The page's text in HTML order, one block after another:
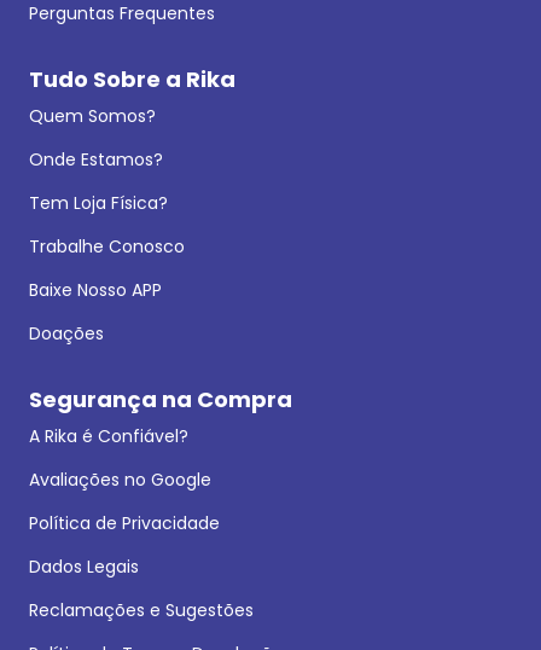
Perguntas Frequentes
Tudo Sobre a Rika
Quem Somos?
Onde Estamos?
Tem Loja Física?
Trabalhe Conosco
Baixe Nosso APP
Doações
Segurança na Compra
A Rika é Confiável?
Avaliações no Google
Política de Privacidade
Dados Legais
Reclamações e Sugestões